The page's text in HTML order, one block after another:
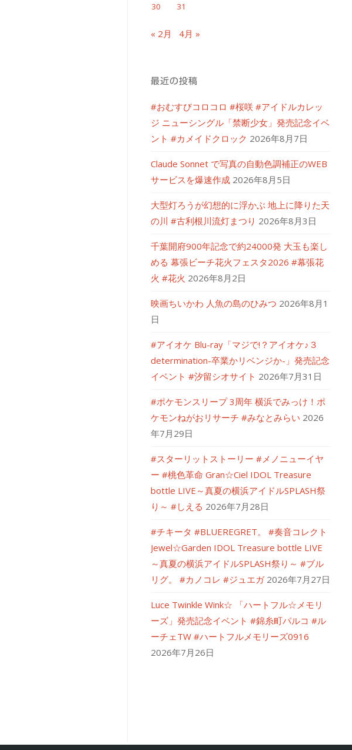
30
31
« 2月 4月 »
最近の投稿
#おむすびコロコロ #桜咲 #アイドルカレッ
ジ ニューシングル「禁断少女」発売記念イベ
ント #カメイドクロック 2026年8月7日
Claude Sonnet で写真の自動色調補正のWEB
サービスを爆速作成 2026年8月5日
大型灯ろうが幻想的に浮かぶ 地上に降りた天
の川 #古利根川流灯まつり 2026年8月3日
千葉開府900年記念で約24000発 大玉も楽し
める 幕張ビーチ花火フェスタ2026 #幕張花
火 #花火 2026年8月2日
映画ちいかわ 人魚の島のひみつ 2026年8月1
日
#アイオケ Blu-ray「マジで!？アイオケ♪３
determination-卒業かリベンジか-」発売記念
イベント #汐留シオサイト 2026年7月31日
#ポケモンスリープ 3周年 横浜でみっけ！ポ
ケモンねがおリサーチ #みなとみらい 2026
年7月29日
#スターリットストーリー #メノニューイヤ
ー #桃色革命 Gran☆Ciel IDOL Treasure
bottle LIVE～真夏の横浜アイドルSPLASH祭
り～ #しえる 2026年7月28日
#チキータ #BLUEREGRET。 #奏音コレクト
Jewel☆Garden IDOL Treasure bottle LIVE
～真夏の横浜アイドルSPLASH祭り～ #ブル
リグ。 #カノコレ #ジュエガ 2026年7月27日
Luce Twinkle Wink☆ 「ハートフル☆メモリ
ーズ」発売記念イベント #錦糸町パルコ #ル
ーチェTW #ハートフルメモリーズ0916
2026年7月26日